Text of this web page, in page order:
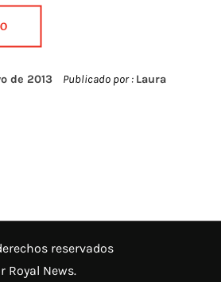
de 2013 Publicado por : Laura
reservados
Royal News.